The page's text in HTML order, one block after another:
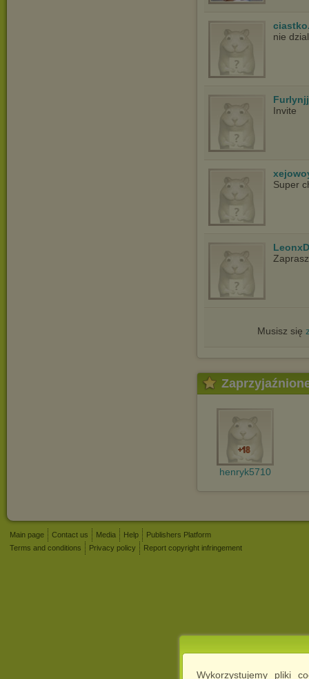
Wykorzystujemy pliki
nie
Invite
Super
Musisz się
henryk5710
Main page Contact us Media Help
Publishers Platform
Terms and conditions
Privacy policy Report copyright infringement